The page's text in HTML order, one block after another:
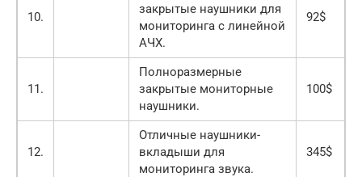
10.
закрытые наушники для
мониторинга с линейной
АЧХ.
92$
11.
Полноразмерные
закрытые мониторные
наушники.
100$
12.
Отличные наушники-
вкладыши для
мониторинга звука.
345$